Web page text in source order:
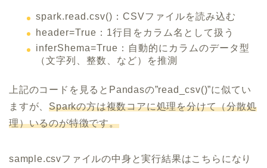
spark.read.csv()：CSVファイルを読み込む
header=True：1行目をカラム名として扱う
inferShema=True：自動的にカラムのデータ型
（文字列、整数、など）を推測
上記のコードを見るとPandasの”read_csv()”に似てい
ますが、Sparkの方は複数コアに処理を分けて（分散処
理）いるのが特徴です。
sample.csvファイルの中身と実行結果はこちらになり